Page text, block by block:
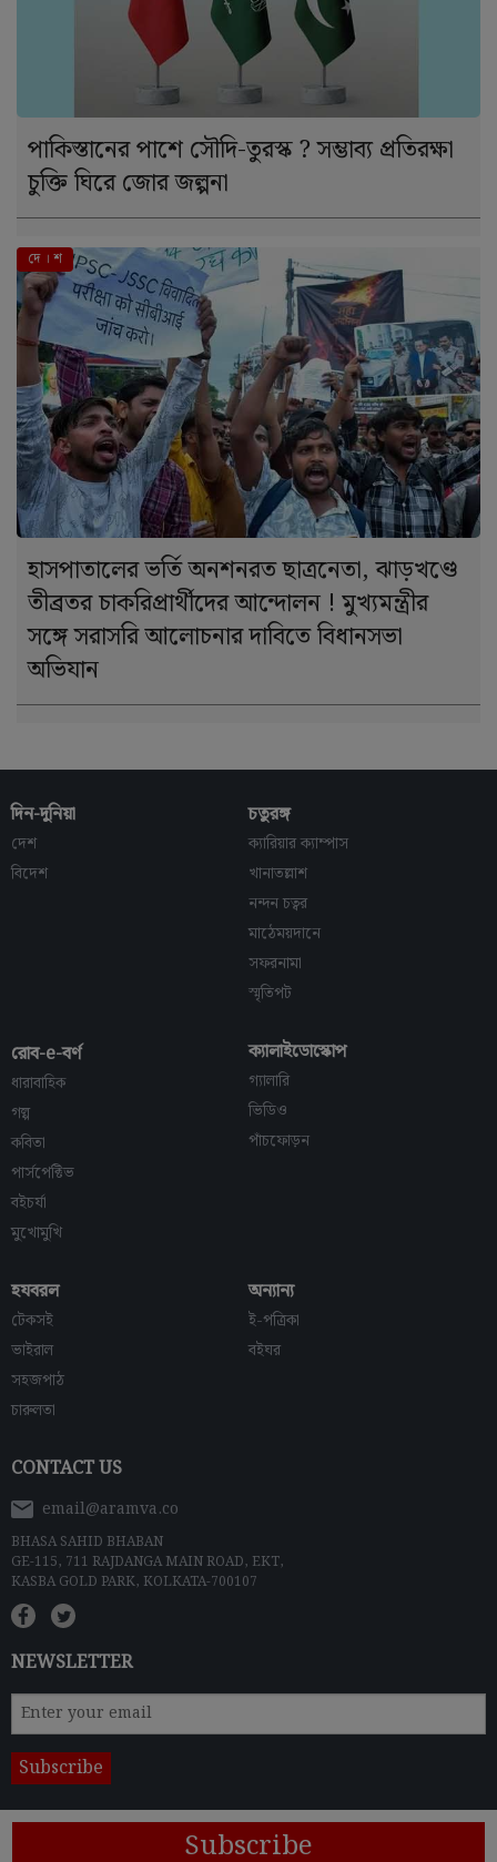
পাকিস্তানের পাশে সৌদি-তুরস্ক ? সম্ভাব্য প্রতিরক্ষা
চুক্তি ঘিরে জোর জল্পনা
দে । শ
হাসপাতালের ভর্তি অনশনরত ছাত্রনেতা, ঝাড়খণ্ডে
তীব্রতর চাকরিপ্রার্থীদের আন্দোলন ! মুখ্যমন্ত্রীর
সঙ্গে সরাসরি আলোচনার দাবিতে বিধানসভা
অভিযান
দিন-দুনিয়া
দেশ
বিদেশ
চতুরঙ্গ
ক্যারিয়ার ক্যাম্পাস
খানাতল্লাশ
নন্দন চত্বর
মাঠেময়দানে
সফরনামা
স্মৃতিপট
রোব-e-বর্ণ
ধারাবাহিক
গল্প
কবিতা
পার্সপেক্টিভ
বইচর্যা
মুখোমুখি
ক্যালাইডোস্কোপ
গ্যালারি
ভিডিও
পাঁচফোড়ন
হযবরল
টেকসই
ভাইরাল
সহজপাঠ
চারুলতা
অন্যান্য
ই-পত্রিকা
বইঘর
CONTACT US
email@aramva.co
BHASA SAHID BHABAN
GE-115, 711 RAJDANGA MAIN ROAD, EKT,
KASBA GOLD PARK, KOLKATA-700107
NEWSLETTER
© 2024 ARAMVA PUBLISHERSTerms & Conditions
Subscribe